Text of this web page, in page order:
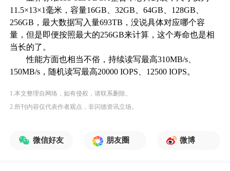
11.5×13×1毫米，容量16GB、32GB、64GB、128GB、
256GB，最大数据写入量693TB，没说具体对应哪个容
量，但是即便按照最大的256GB来计算，这个寿命也是相
当长的了。
性能方面也相当不俗，持续读写最高310MB/s、
150MB/s，随机读写最高20000 IOPS、12500 IOPS。
1.本文整理自网络，如有侵权，请联系删除。
2.所刊内容仅代表作者观点，非闪德资讯立场。
微信好友 朋友圈 微博